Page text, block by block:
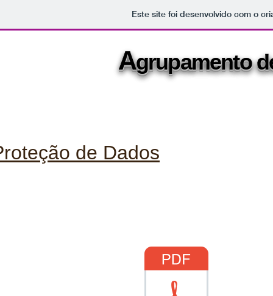
Este site foi desenvolvido com o
Agrupamento
Agrupamento
de Dados